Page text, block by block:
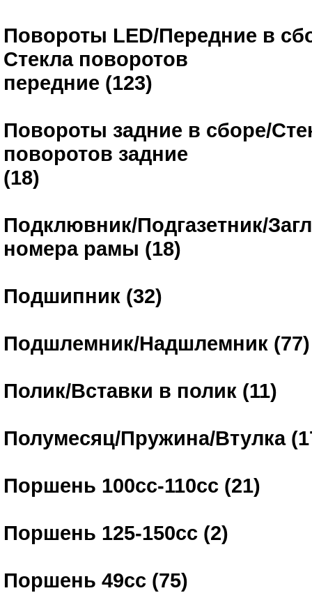
Повороты LED/Передние в
Стекла поворотов
передние (123)
Повороты задние в сборе/
поворотов задние
(18)
Подклювник/Подгазетник/
номера рамы (18)
Подшипник (32)
Подшлемник/Надшлемник (77)
Полик/Вставки в полик (11)
Полумесяц/Пружина/Втулка
Поршень 100сс-110сс (21)
Поршень 125-150сс (2)
Поршень 49сс (75)